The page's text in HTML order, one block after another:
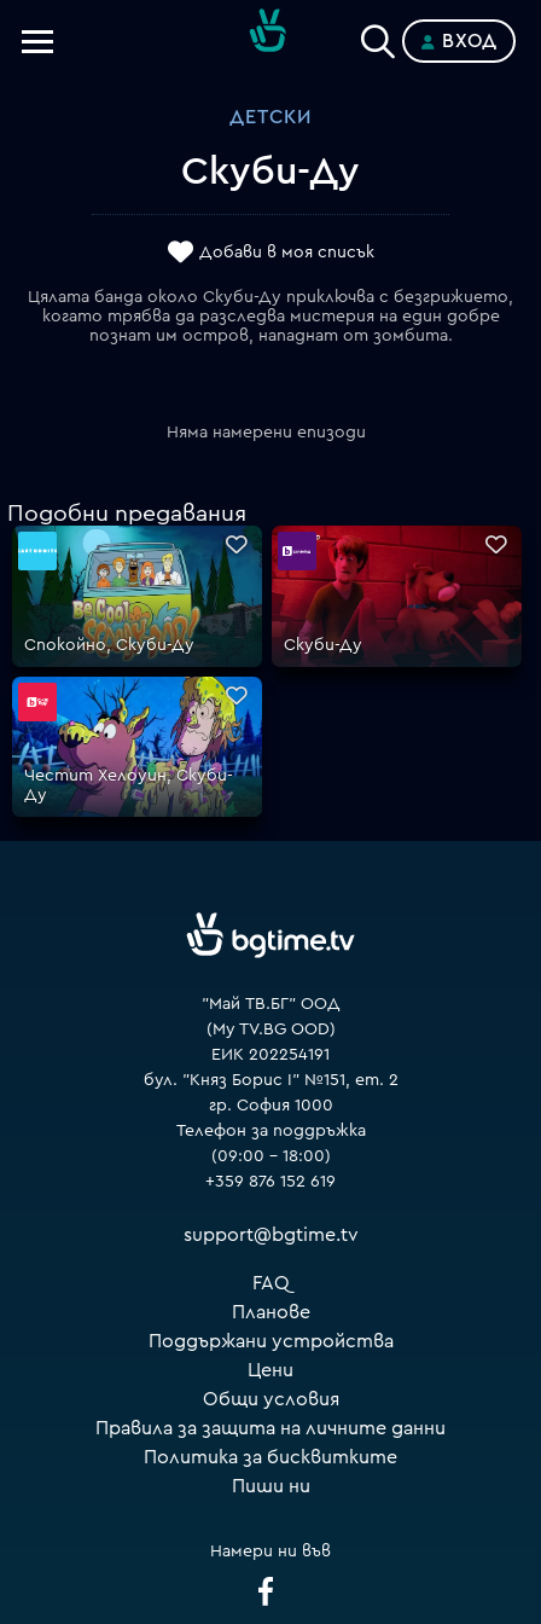
VOYO
ВХОД
ДЕТСКИ
Скуби-Ду
Добави в моя списък
Цялата банда около Скуби-Ду приключва с безгрижието,
когато трябва да разследва мистерия на един добре
познат им остров, нападнат от зомбита.
Няма намерени епизоди
Подобни предавания
Спокойно, Скуби-Ду Скуби-Ду
Честит Хелоуин, Скуби-
Ду
"Май ТВ.БГ" ООД
(My TV.BG OOD)
ЕИК 202254191
бул. "Княз Борис I" №151, ет. 2
гр. София 1000
Телефон за поддръжка
(09:00 – 18:00)
+359 876 152 619
support@bgtime.tv
FAQ
Планове
Поддържани устройства
Цени
Общи условия
Правила за защита на личните данни
Политика за бисквитките
Пиши ни
Намери ни във